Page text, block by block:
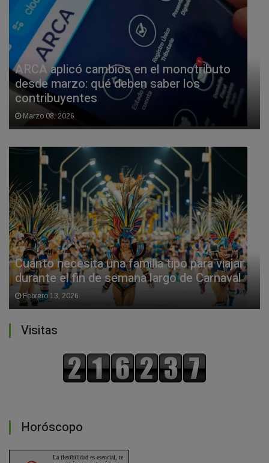
ARCA aplicó cambios en el monotributo
desde marzo: qué deben saber los
contribuyentes
Marzo 08, 2026
Cuánto necesita una familia tipo para viajar
durante el fin de semana largo de Carnaval
Febrero 13, 2026
Visitas
Horóscopo